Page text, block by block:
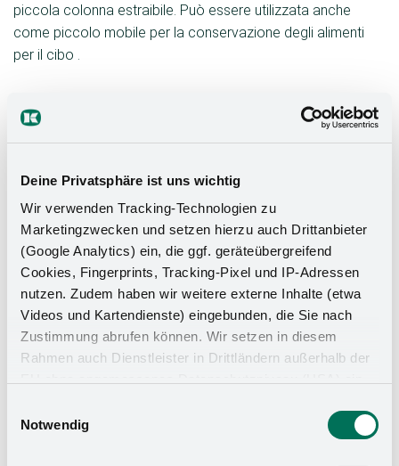
Deine Privatsphäre ist uns wichtig
Wir verwenden Tracking-Technologien zu
Marketingzwecken und setzen hierzu auch Drittanbieter
(Google Analytics) ein, die ggf. geräteübergreifend
Cookies, Fingerprints, Tracking-Pixel und IP-Adressen
nutzen. Zudem haben wir weitere externe Inhalte (etwa
Videos und Kartendienste) eingebunden, die Sie nach
Zustimmung abrufen können. Wir setzen in diesem
Rahmen auch Dienstleister in Drittländern außerhalb der
zu Sicherheits- und Überwachungszwecken zugreifen,
Notwendig
piccola colonna estraibile. Può essere utilizzata anche
come piccolo mobile per la conservazione degli alimenti
per il cibo .